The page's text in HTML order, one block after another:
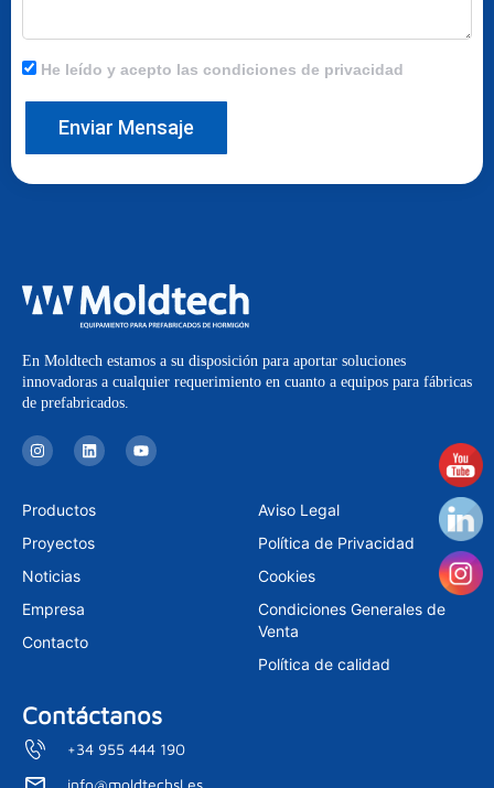
He leído y acepto las condiciones de privacidad
Enviar Mensaje
En Moldtech estamos a su disposición para aportar soluciones
innovadoras a cualquier requerimiento en cuanto a equipos para fábricas
de prefabricados.
I
n
s
a
g
a
L
i
n
e
d
n
Y
o
u
Productos
Proyectos
Noticias
Empresa
Contacto
Aviso Legal
Política de Privacidad
Cookies
Condiciones Generales de
Venta
Política de calidad
Contáctanos
+34 955 444 190
info@moldtechsl.es